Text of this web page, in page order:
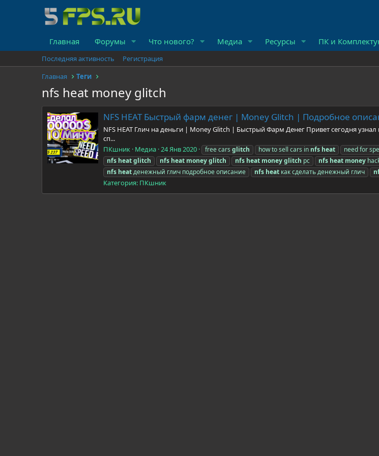
Главная Форумы Что нового? Медиа Ресурсы ПК и
Последняя активность
Регистрация
Главная
Теги
nfs heat money glitch
NFS HEAT Быстрый фарм денег | Money Glitch | Подробное
NFS HEAT Глич на деньги | Money Glitch | Быстрый Фарм Денег Привет сегодня
сп...
ПКшник Медиа 24 Янв 2020 free cars glitch how to sell cars in nfs heat need for
nfs heatglitch nfs heat moneyglitch nfs heat moneyglitch pc nfs heat money
nfs heatденежный глич подробное описание nfs heat как сделать денежный глич
Категория: ПКшник